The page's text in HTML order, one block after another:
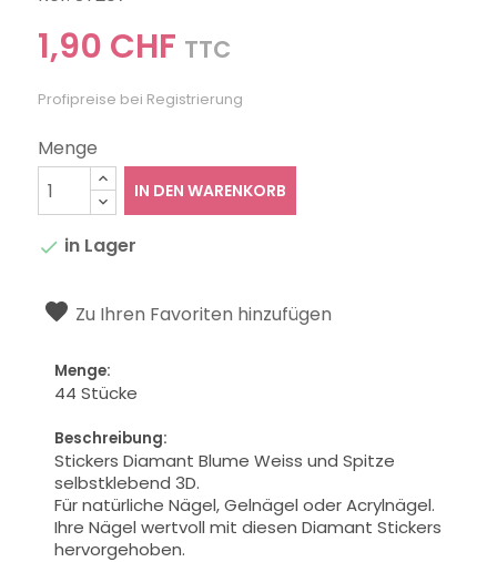
1,90 CHF TTC
Profipreise bei Registrierung
Menge
IN DEN WARENKORB
 in Lager
Zu Ihren Favoriten hinzufügen
Menge:
44 Stücke
Beschreibung:
Stickers Diamant Blume Weiss und Spitze
selbstklebend 3D.
Für natürliche Nägel, Gelnägel oder Acrylnägel.
Ihre Nägel wertvoll mit diesen Diamant Stickers
hervorgehoben.